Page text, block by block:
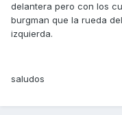
delantera pero con los
burgman que la rueda
izquierda.
saludos